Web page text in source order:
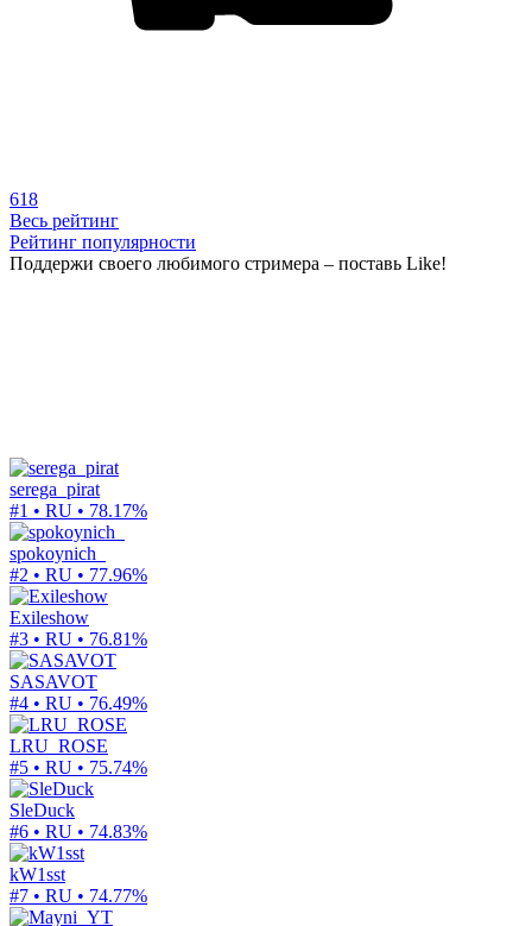
618
Весь рейтинг
Рейтинг популярности
Поддержи своего любимого стримера – поставь Like!
serega_pirat
#1 • RU • 78.17%
spokoynich_
#2 • RU • 77.96%
Exileshow
#3 • RU • 76.81%
SASAVOT
#4 • RU • 76.49%
LRU_ROSE
#5 • RU • 75.74%
SleDuck
#6 • RU • 74.83%
kW1sst
#7 • RU • 74.77%